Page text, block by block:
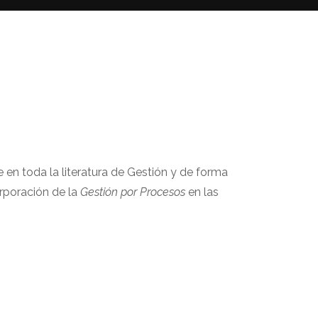
en toda la literatura de Gestión y de forma
de la Gestión por Procesosen las